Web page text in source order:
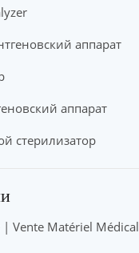
аппарат
аппарат
стерилизатор
| Vente Matériel Médical